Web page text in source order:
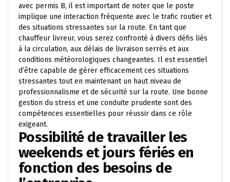
avec permis B, il est important de noter que le poste
implique une interaction fréquente avec le trafic routier et
des situations stressantes sur la route. En tant que
chauffeur livreur, vous serez confronté à divers défis liés
à la circulation, aux délais de livraison serrés et aux
conditions météorologiques changeantes. Il est essentiel
d’être capable de gérer efficacement ces situations
stressantes tout en maintenant un haut niveau de
professionnalisme et de sécurité sur la route. Une bonne
gestion du stress et une conduite prudente sont des
compétences essentielles pour réussir dans ce rôle
exigeant.
Possibilité de travailler les
weekends et jours fériés en
fonction des besoins de